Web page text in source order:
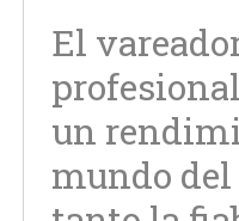
El
un
mundo